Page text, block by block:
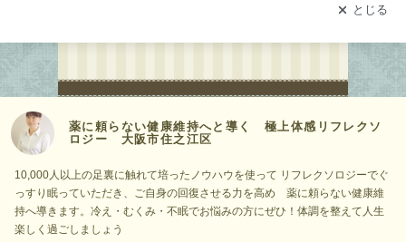
薬に頼らない健康維持へと導く 極上体感リフレクソ
ロジー 大阪市住之江区
10,000人以上の足裏に触れて培ったノウハウを使って リフレクソロジーでぐ
っすり眠っていただき、ご自身の回復させる力を高め 薬に頼らない健康維
持へ導きます。冷え・むくみ・不眠でお悩みの方にぜひ！体調を整えて人生
楽しく過ごしましょう